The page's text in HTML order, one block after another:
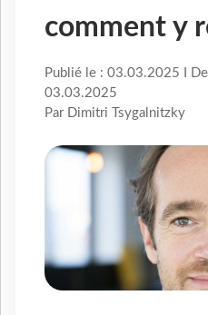
comment y
Publié le : 03.03.2025 I
03.03.2025
Par Dimitri Tsygalnitzky